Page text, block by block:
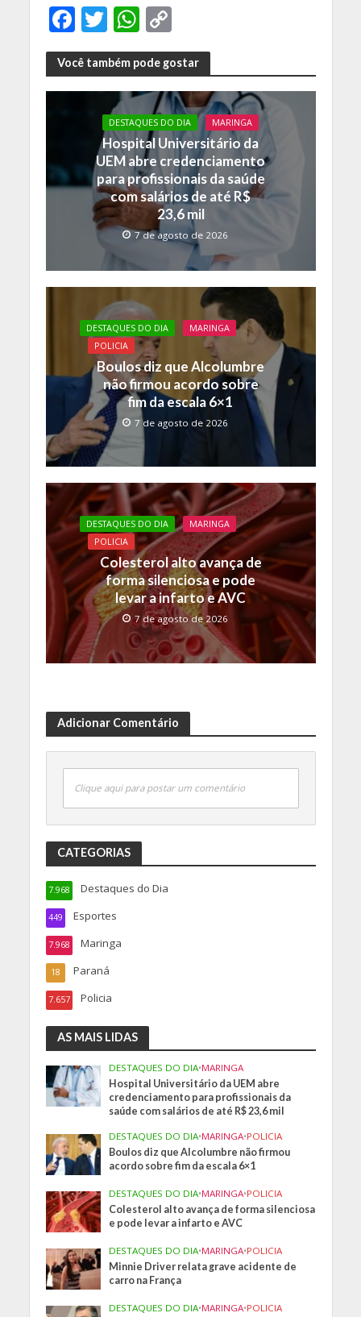
F
ac
e
b
k
T
w
itt
er
W
h
at
s
A
p
p
C
o
p
y
Li
n
k
Você também pode gostar
DESTAQUES DO DIA MARINGA
Hospital Universitário da
UEM abre credenciamento
para profissionais da saúde
com salários de até R$
23,6 mil
7 de agosto de 2026
DESTAQUES DO DIA
MARINGA
POLICIA
Boulos diz que Alcolumbre
não firmou acordo sobre
fim da escala 6×1
7 de agosto de 2026
DESTAQUES DO DIA
MARINGA
POLICIA
Colesterol alto avança de
forma silenciosa e pode
levar a infarto e AVC
7 de agosto de 2026
Adicionar Comentário
Clique aqui para postar um comentário
CATEGORIAS
Destaques do Dia
7.968
Esportes
449
Maringa
7.968
Paraná
18
Policia
7.657
AS MAIS LIDAS
DESTAQUES DO DIA•MARINGA
Hospital Universitário da UEM abre
credenciamento para profissionais da
saúde com salários de até R$ 23,6 mil
DESTAQUES DO DIA•MARINGA•POLICIA
Boulos diz que Alcolumbre não firmou
acordo sobre fim da escala 6×1
DESTAQUES DO DIA•MARINGA•POLICIA
Colesterol alto avança de forma silenciosa
e pode levar a infarto e AVC
DESTAQUES DO DIA•MARINGA•POLICIA
Minnie Driver relata grave acidente de
carro na França
DESTAQUES DO DIA•MARINGA•POLICIA